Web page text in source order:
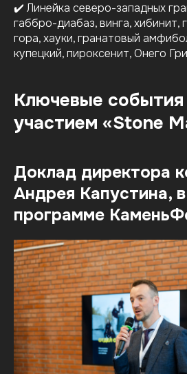
✔️ Линейка северо-западных
габбро-диабаз, винга, хибинит,
гора, хауки, гранатовый
купецкий, пироксенит, Онего
Ключевые события
участием «Stone
Доклад директора
Андрея Капустина,
программе